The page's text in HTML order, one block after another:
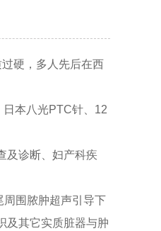
硬，多人先后在西
本八光PTC针、12
及诊断、妇产科疾
围脓肿超声引导下
及其它实质脏器与肿